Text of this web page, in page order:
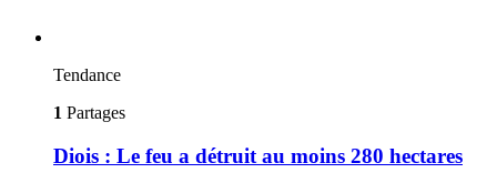
Tendance
1 Partages
Diois : Le feu a détruit au moins 280 hectares